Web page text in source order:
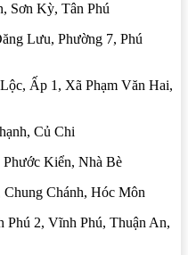
Sơn Kỳ, Tân Phú
Lưu, Phường 7, Phú
Ấp 1, Xã Phạm Văn Hai,
Củ Chi
Kiển, Nhà Bè
Chánh, Hóc Môn
2, Vĩnh Phú, Thuận An,